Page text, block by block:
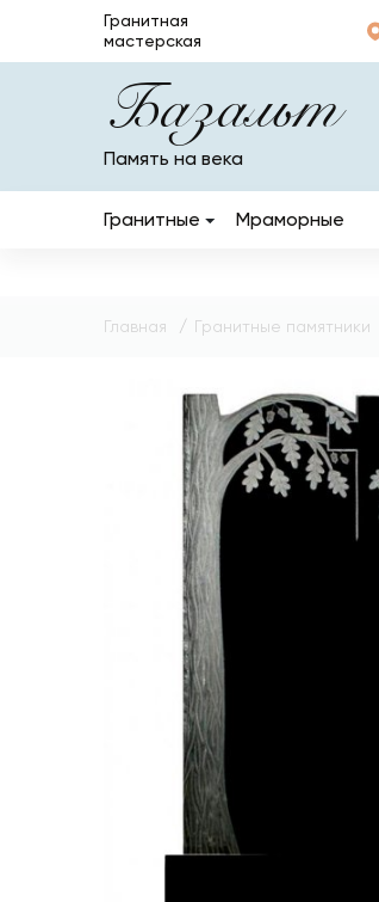
Гранитная
мастерская
Базальт
Память на века
Гранитные Мраморные
Главная Гранитные памятники